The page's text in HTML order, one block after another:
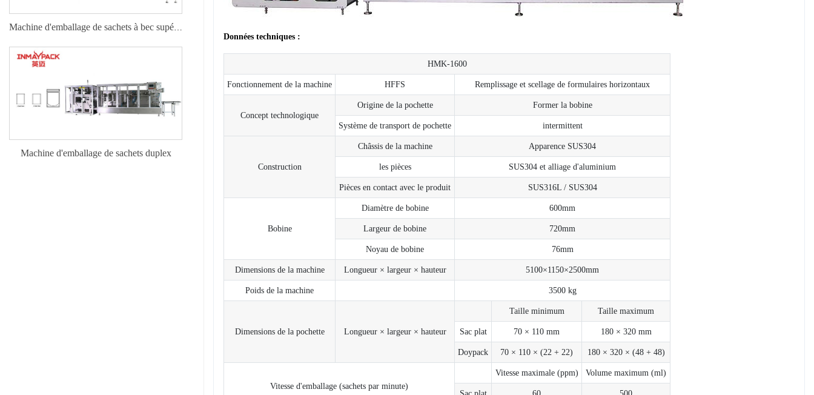
Données techniques :
HMK-1600
Fonctionnement de la machine HFFS Remplissage et scellage de formulaires horizontaux
Concept technologique
Origine de la pochette Former la bobine
Système de transport de pochette intermittent
Construction
Châssis de la machine Apparence SUS304
les pièces SUS304 et alliage d'aluminium
Pièces en contact avec le produit SUS316L / SUS304
Bobine
Diamètre de bobine 600mm
Largeur de bobine 720mm
Noyau de bobine 76mm
Dimensions de la machine Longueur × largeur × hauteur 5100×1150×2500mm
Poids de la machine 3500 kg
Dimensions de la pochette Longueur × largeur × hauteur
Taille minimum Taille maximum
Sac plat 70 × 110 mm 180 × 320 mm
Doypack 70 × 110 × (22 + 22) 180 × 320 × (48 + 48)
Vitesse d'emballage (sachets par minute)
Vitesse maximale (ppm) Volume maximum (ml)
Machine d'emballage de sachets duplex